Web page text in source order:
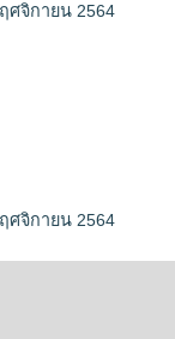
ศจิกายน 2564
ศจิกายน 2564